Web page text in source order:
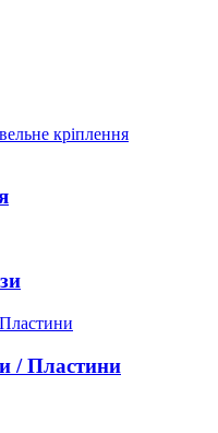
кріплення
/ Пластини